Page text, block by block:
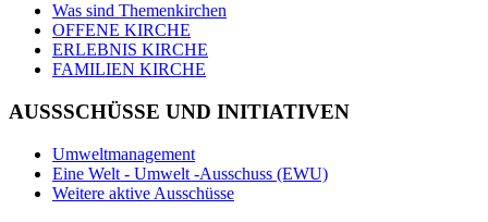
Was sind Themenkirchen
OFFENE KIRCHE
ERLEBNIS KIRCHE
FAMILIEN KIRCHE
AUSSSCHÜSSE UND INITIATIVEN
Umweltmanagement
Eine Welt - Umwelt -Ausschuss (EWU)
Weitere aktive Ausschüsse